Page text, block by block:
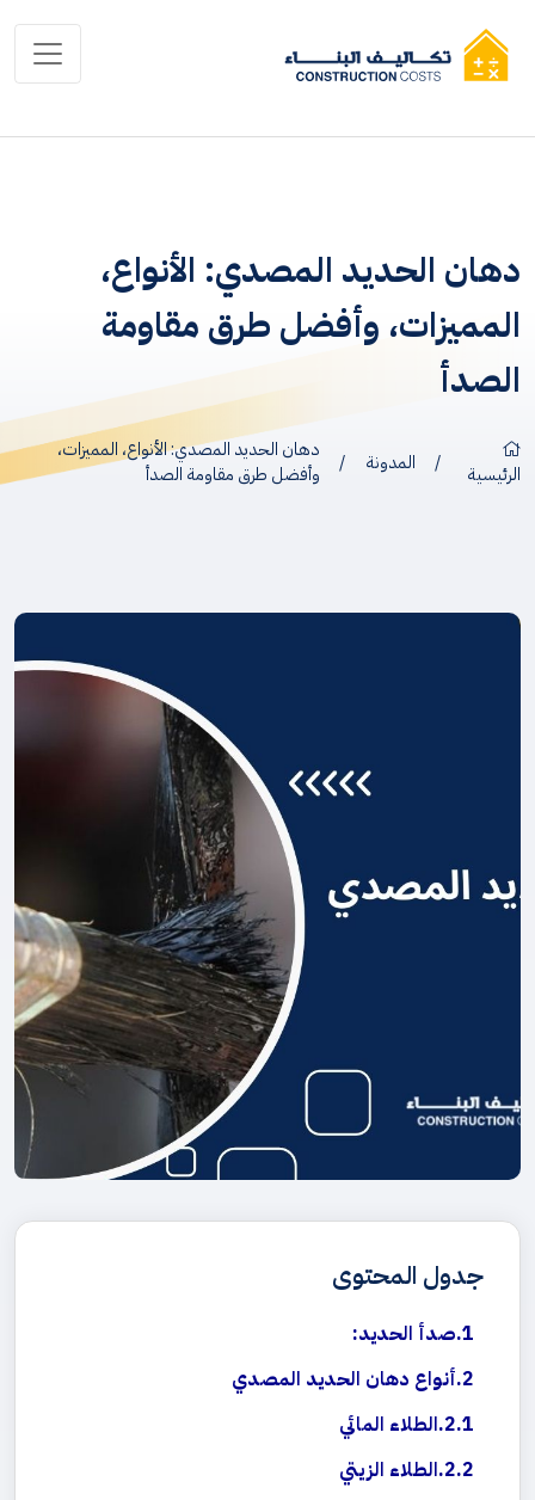
دهان الحديد المصدي: الأنواع،
المميزات، وأفضل طرق مقاومة
الصدأ
الرئيسية / المدونة /
دهان الحديد المصدي: الأنواع، المميزات،
وأفضل طرق مقاومة الصدأ
جدول المحتوى
صدأ الحديد:
أنواع دهان الحديد المصدي
الطلاء المائي
الطلاء الزيتي